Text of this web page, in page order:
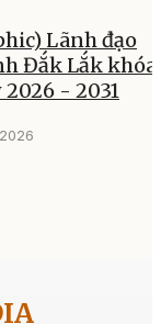
Lãnh đạo
Đắk Lắk khóa
- 2031